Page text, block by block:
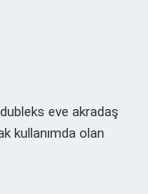
eve akradaş
kullanımda olan